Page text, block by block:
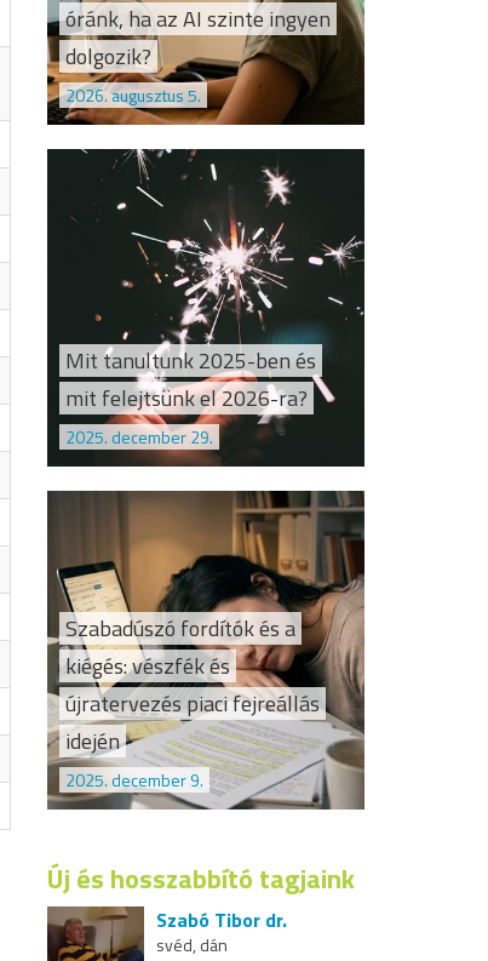
óránk, ha az AI szinte ingyen
dolgozik?
2026. augusztus 5.
Mit tanultunk 2025-ben és
mit felejtsünk el 2026-ra?
2025. december 29.
Szabadúszó fordítók és a
kiégés: vészfék és
újratervezés piaci fejreállás
idején
2025. december 9.
Új és hosszabbító tagjaink
Szabó Tibor dr.
svéd, dán